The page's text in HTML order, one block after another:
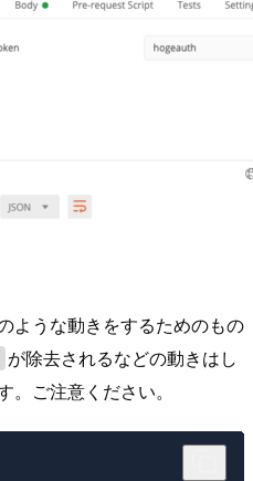
ような動きをするためのもの
が除去されるなどの動きはし
ご注意ください。